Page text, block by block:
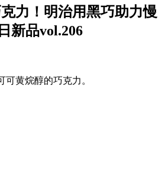
力！明治用黑巧助力慢
新品vol.206
黄烷醇的巧克力。